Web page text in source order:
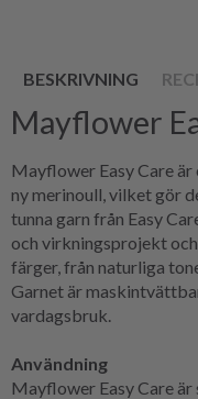
BESKRIVNING
Mayflower
Mayflower Easy Care
ny merinoull, vilket gör
tunna garn från Easy
och virkningsprojekt
färger, från naturliga
Garnet är
vardagsbruk.
Användning
Mayflower Easy Care